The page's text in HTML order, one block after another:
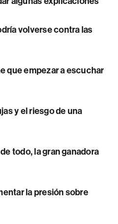
volverse contra las
que empezar a escuchar
y el riesgo de una
todo, la gran ganadora
la presión sobre